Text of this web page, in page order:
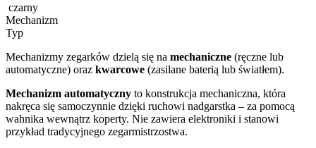
czarny
Mechanizm
Typ
Mechanizmy zegarków dzielą się na mechaniczne (ręczne lub
automatyczne) oraz kwarcowe (zasilane baterią lub światłem).
Mechanizm automatyczny to konstrukcja mechaniczna, która
nakręca się samoczynnie dzięki ruchowi nadgarstka – za pomocą
wahnika wewnątrz koperty. Nie zawiera elektroniki i stanowi
przykład tradycyjnego zegarmistrzostwa.